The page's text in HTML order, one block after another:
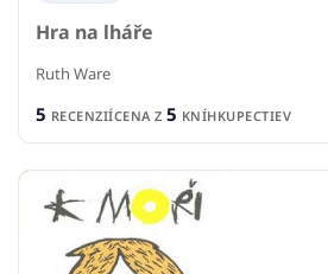
Hra na lháře
Ruth Ware
5 RECENZIÍCENA Z 5 KNÍHKUPECTIEV